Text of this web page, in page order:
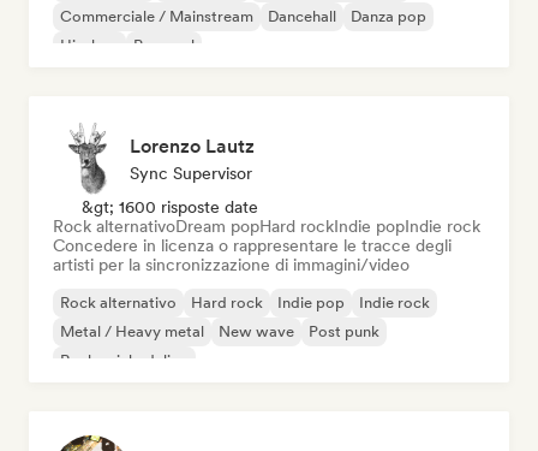
Commerciale / Mainstream
Dancehall
Danza pop
Hip-hop
Pop soul
Lorenzo Lautz
Sync Supervisor
&gt; 1600 risposte date
Rock alternativoDream popHard rockIndie popIndie rock
Concedere in licenza o rappresentare le tracce degli
artisti per la sincronizzazione di immagini/video
Rock alternativo Hard rock Indie pop
Indie rock
Metal / Heavy metal
New wave
Post punk
Rock psichedelico